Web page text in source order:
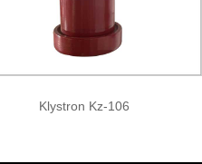
Klystron Kz-106